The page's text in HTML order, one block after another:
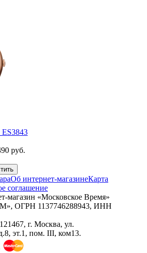
руб.
Об интернет-магазинеКарта
соглашение
магазин «Московское Время»
ОГРН 1137746288943, ИНН
г. Москва, ул.
эт.1, пом. III, ком13.